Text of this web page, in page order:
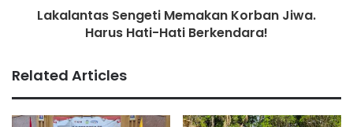
Lakalantas Sengeti Memakan Korban Jiwa.
Harus Hati-Hati Berkendara!
Related Articles